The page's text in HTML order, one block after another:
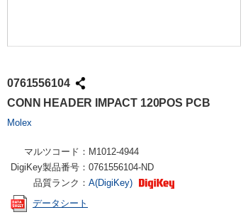
0761556104
CONN HEADER IMPACT 120POS PCB
Molex
マルツコード： M1012-4944
DigiKey製品番号： 0761556104-ND
品質ランク： A(DigiKey)
データシート